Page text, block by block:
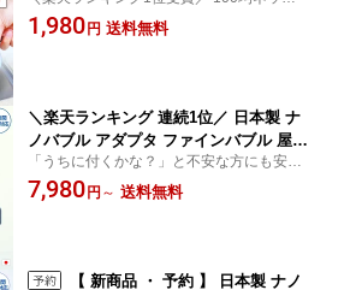
本製 ヘア キャッチャー 排水溝カバー
応で掃除ラク お風呂 排水口 ゴミ受け ヘア
キャッチャー ステンレス 日本製 送料無料
1,980円 送料無料
＼楽天ランキング 連続1位／ 日本製 ナ
ノバブル アダプタ ファインバブル 屋外
散水 【 第三世代・改良版 マジバブル
ワンタッチ｜川崎エンジニアリング 】
「うちに付くかな？」と不安な方にも安心
を。当店では取付け不可の場合の返品OKに
加え、返送料まで当店が負担します。レビ
7,980円 ～ 送料無料
【 新商品 ・ 予約 】 日本製 ナノ